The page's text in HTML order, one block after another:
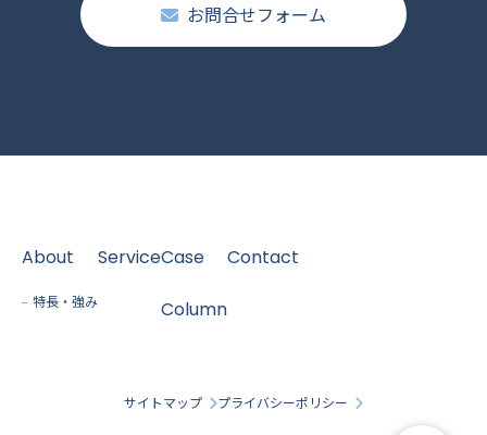
お問合せフォーム
About
特長・強み
ServiceCase
Column
Contact
サイトマップ プライバシーポリシー